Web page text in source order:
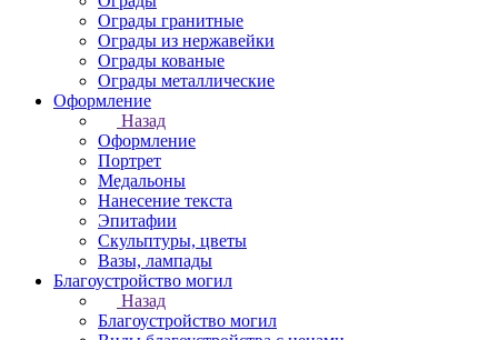
Ограды гранитные
Ограды из нержавейки
Ограды кованые
Ограды металлические
Оформление
Назад
Оформление
Портрет
Медальоны
Нанесение текста
Эпитафии
Скульптуры, цветы
Вазы, лампады
Благоустройство могил
Назад
Благоустройство могил